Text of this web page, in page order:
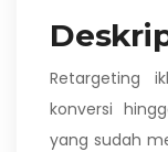
Retargeting
konversi
yang sudah